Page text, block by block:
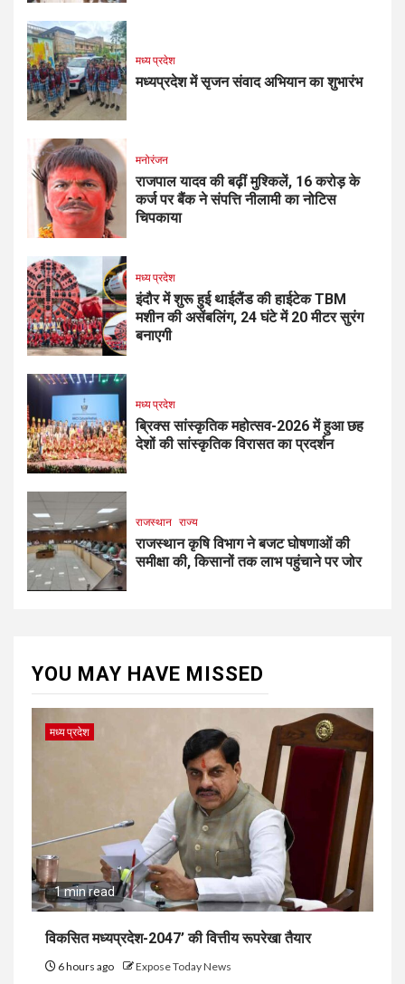
मध्य प्रदेश
मध्यप्रदेश में सृजन संवाद अभियान का शुभारंभ
मनोरंजन
राजपाल यादव की बढ़ीं मुश्किलें, ₹16 करोड़ के
कर्ज पर बैंक ने संपत्ति नीलामी का नोटिस
चिपकाया
मध्य प्रदेश
इंदौर में शुरू हुई थाईलैंड की हाईटेक TBM
मशीन की असेंबलिंग, 24 घंटे में 20 मीटर सुरंग
बनाएगी
मध्य प्रदेश
ब्रिक्स सांस्कृतिक महोत्सव-2026 में हुआ छह
देशों की सांस्कृतिक विरासत का प्रदर्शन
राजस्थान राज्य
राजस्थान कृषि विभाग ने बजट घोषणाओं की
समीक्षा की, किसानों तक लाभ पहुंचाने पर जोर
YOU MAY HAVE MISSED
मध्य प्रदेश
1 min read
विकसित मध्यप्रदेश-2047’ की वित्तीय रूपरेखा तैयार
6 hours ago Expose Today News